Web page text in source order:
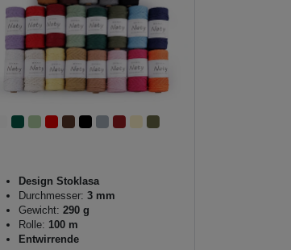
Design Stoklasa
Durchmesser: 3 mm
Gewicht: 290 g
Rolle: 100 m
Entwirrende